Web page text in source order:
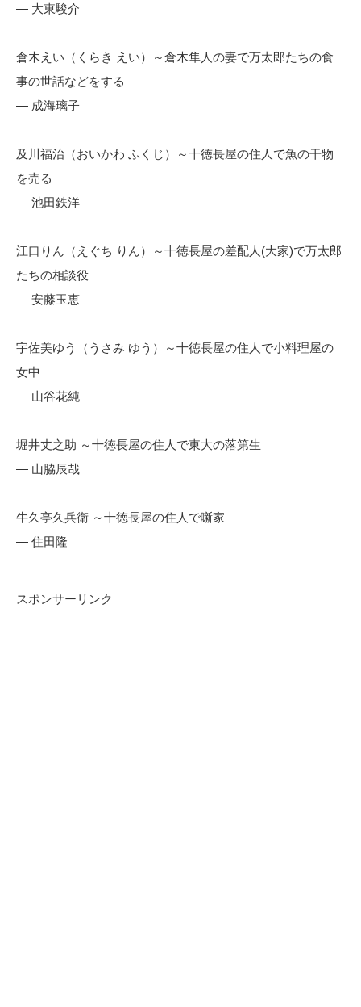
— 大東駿介
倉木えい（くらき えい）～倉木隼人の妻で万太郎たちの食
事の世話などをする
— 成海璃子
及川福治（おいかわ ふくじ）～十徳長屋の住人で魚の干物
を売る
— 池田鉄洋
江口りん（えぐち りん）～十徳長屋の差配人(大家)で万太郎
たちの相談役
— 安藤玉恵
宇佐美ゆう（うさみ ゆう）～十徳長屋の住人で小料理屋の
女中
— 山谷花純
堀井丈之助 ～十徳長屋の住人で東大の落第生
— 山脇辰哉
牛久亭久兵衛 ～十徳長屋の住人で噺家
— 住田隆
スポンサーリンク